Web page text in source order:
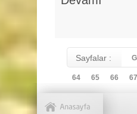
Sayfalar :
64 65 66 67